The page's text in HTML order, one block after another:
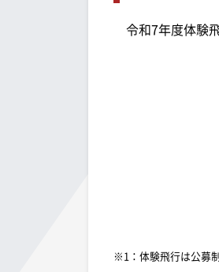
令和7年度体験
※1：体験飛行は公募